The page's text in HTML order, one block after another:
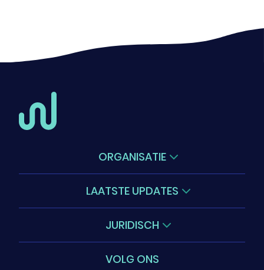
ORGANISATIE
Laatste updates
Over ons
Contact
LAATSTE UPDATES
Blog
JURIDISCH
VOLG ONS